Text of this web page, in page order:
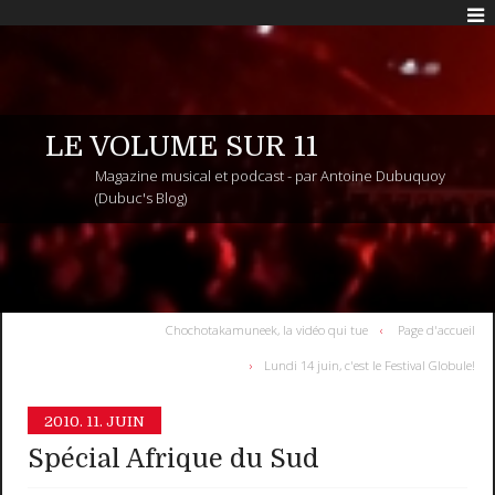
LE VOLUME SUR 11
Magazine musical et podcast - par Antoine Dubuquoy
(Dubuc's Blog)
Chochotakamuneek, la vidéo qui tue Page d'accueil
Lundi 14 juin, c'est le Festival Globule!
2010. 11. JUIN
Spécial Afrique du Sud